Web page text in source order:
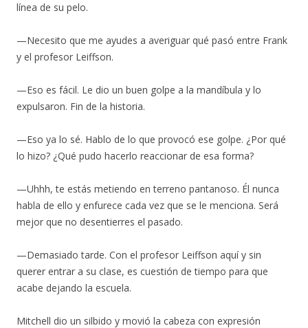
línea de su pelo.
—Necesito que me ayudes a averiguar qué pasó entre Frank
y el profesor Leiffson.
—Eso es fácil. Le dio un buen golpe a la mandíbula y lo
expulsaron. Fin de la historia.
—Eso ya lo sé. Hablo de lo que provocó ese golpe. ¿Por qué
lo hizo? ¿Qué pudo hacerlo reaccionar de esa forma?
—Uhhh, te estás metiendo en terreno pantanoso. Él nunca
habla de ello y enfurece cada vez que se le menciona. Será
mejor que no desentierres el pasado.
—Demasiado tarde. Con el profesor Leiffson aquí y sin
querer entrar a su clase, es cuestión de tiempo para que
acabe dejando la escuela.
Mitchell dio un silbido y movió la cabeza con expresión